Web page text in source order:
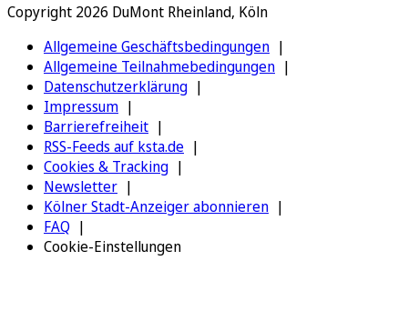
Copyright 2026 DuMont Rheinland, Köln
Allgemeine Geschäftsbedingungen
Allgemeine Teilnahmebedingungen
Datenschutzerklärung
Impressum
Barrierefreiheit
RSS-Feeds auf ksta.de
Cookies & Tracking
Newsletter
Kölner Stadt-Anzeiger abonnieren
FAQ
Cookie-Einstellungen